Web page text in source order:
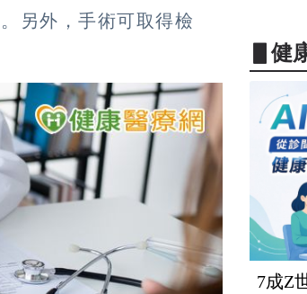
另外，手術可取得檢
▋健
7成Z